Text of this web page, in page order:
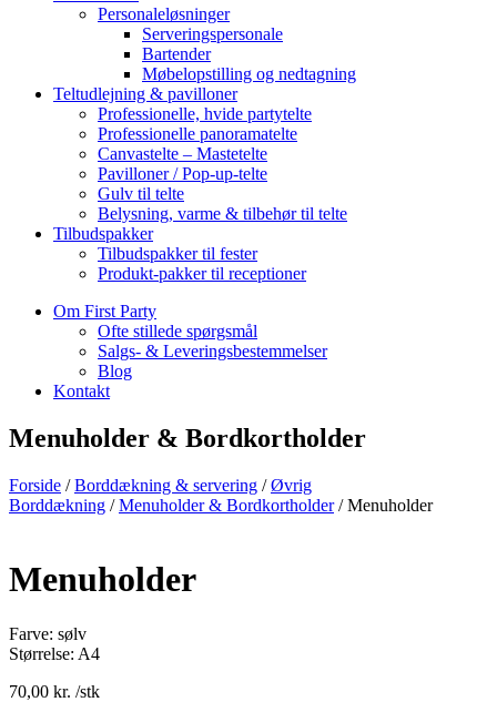
Personaleløsninger
Serveringspersonale
Bartender
Møbelopstilling og nedtagning
Teltudlejning & pavilloner
Professionelle, hvide partytelte
Professionelle panoramatelte
Canvastelte – Mastetelte
Pavilloner / Pop-up-telte
Gulv til telte
Belysning, varme & tilbehør til telte
Tilbudspakker
Tilbudspakker til fester
Produkt-pakker til receptioner
Om First Party
Ofte stillede spørgsmål
Salgs- & Leveringsbestemmelser
Blog
Kontakt
Menuholder & Bordkortholder
Forside /Borddækning & servering /Øvrig
Borddækning /Menuholder & Bordkortholder/ Menuholder
Menuholder
Farve: sølv
Størrelse: A4
70,00 kr. /stk